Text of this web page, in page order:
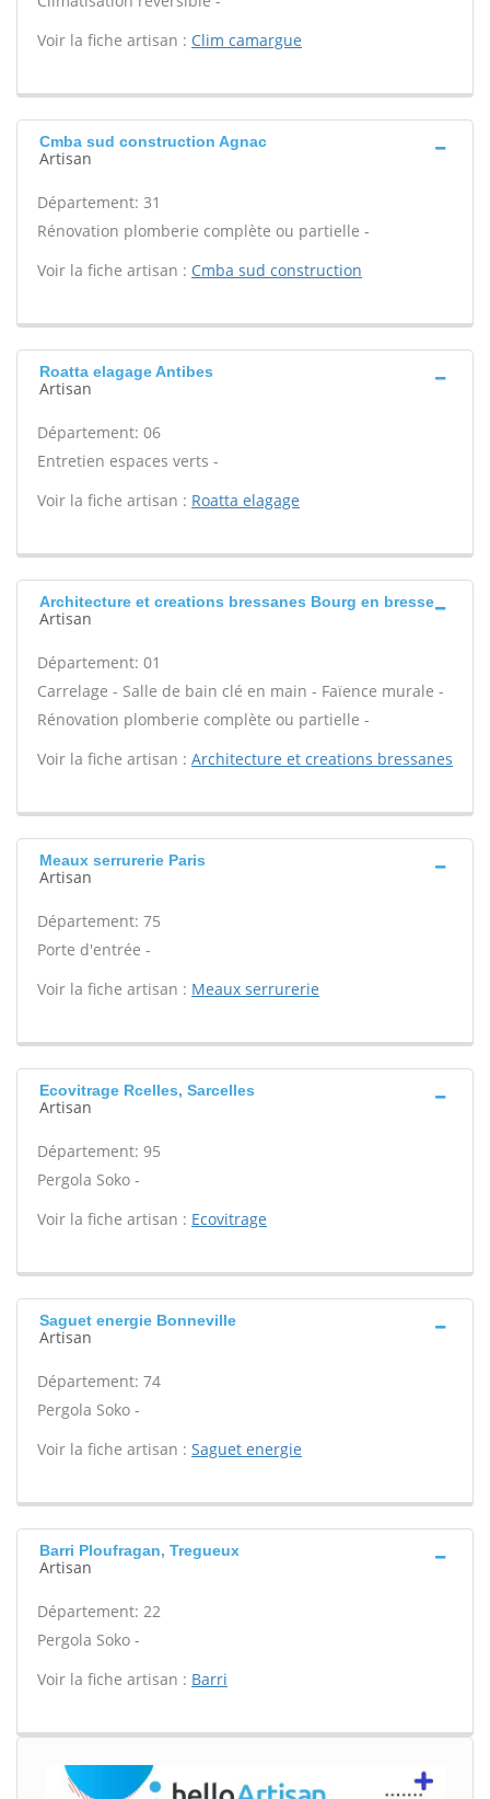
Voir la fiche artisan : Clim camargue
Cmba sud construction Agnac
Artisan
Département: 31
Rénovation plomberie complète ou partielle -
Voir la fiche artisan : Cmba sud construction
Roatta elagage Antibes
Artisan
Département: 06
Entretien espaces verts -
Voir la fiche artisan : Roatta elagage
Architecture et creations bressanes Bourg en bresse
Artisan
Département: 01
Carrelage - Salle de bain clé en main - Faïence murale -
Rénovation plomberie complète ou partielle -
Voir la fiche artisan : Architecture et creations bressanes
Meaux serrurerie Paris
Artisan
Département: 75
Porte d'entrée -
Voir la fiche artisan : Meaux serrurerie
Ecovitrage Rcelles, Sarcelles
Artisan
Département: 95
Pergola Soko -
Voir la fiche artisan : Ecovitrage
Saguet energie Bonneville
Artisan
Département: 74
Pergola Soko -
Voir la fiche artisan : Saguet energie
Barri Ploufragan, Tregueux
Artisan
Département: 22
Pergola Soko -
Voir la fiche artisan : Barri